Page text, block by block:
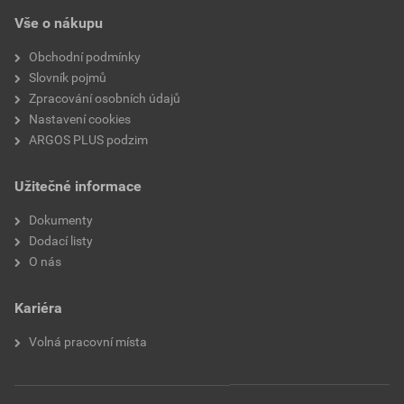
Vše o nákupu
Obchodní podmínky
Slovník pojmů
Zpracování osobních údajů
Nastavení cookies
ARGOS PLUS podzim
Užitečné informace
Dokumenty
Dodací listy
O nás
Kariéra
Volná pracovní místa